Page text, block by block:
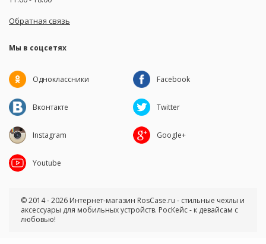
Обратная связь
Мы в соцсетях
Одноклассники Facebook
Вконтакте Twitter
Instagram Google+
Youtube
© 2014 - 2026 Интернет-магазин RosCase.ru - стильные чехлы и
аксессуары для мобильных устройств. РосКейс - к девайсам с
любовью!